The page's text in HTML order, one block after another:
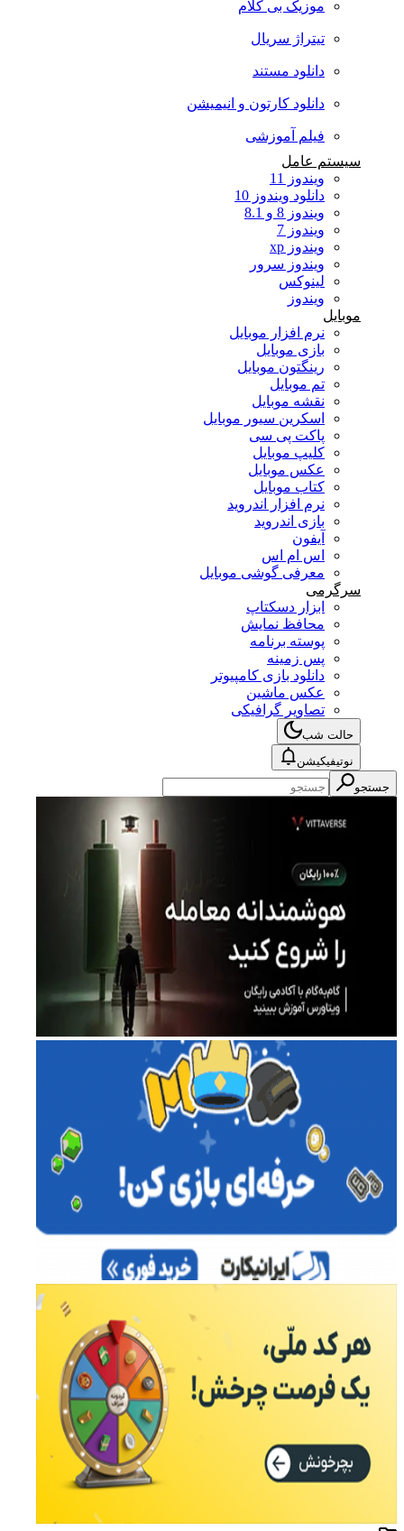
موزیک بی کلام
تیتراژ سریال
دانلود مستند
دانلود کارتون و انیمیشن
فیلم آموزشی
سیستم عامل
ویندوز 11
دانلود ویندوز 10
ویندوز 8 و 8.1
ویندوز 7
ویندوز xp
ویندوز سرور
لینوکس
ویندوز
موبایل
نرم افزار موبایل
بازی موبایل
رینگتون موبایل
تم موبایل
نقشه موبایل
اسکرین سیور موبایل
پاکت پی سی
کلیپ موبایل
عکس موبایل
کتاب موبایل
نرم افزار اندروید
بازی اندروید
آیفون
اس ام اس
معرفی گوشی موبایل
سرگرمی
ابزار دسکتاپ
محافظ نمایش
پوسته برنامه
پس زمینه
دانلود بازی کامپیوتر
عکس ماشین
تصاویر گرافیکی
حالت شب
نوتیفیکیشن
جستجو